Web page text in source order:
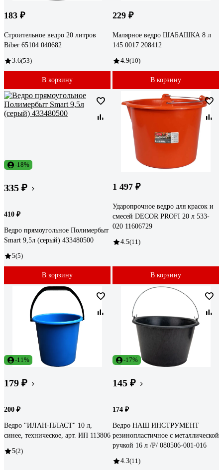
183 ₽
Строительное ведро 20 литров
Biber 65104 040682
3.6(53)
В корзину
229 ₽
Малярное ведро ШАБАШКА 8 л
145 0017 208412
4.9(10)
В корзину
-18%
335 ₽
410 ₽
Ведро прямоугольное Полимербыт
Smart 9,5л (серый) 433480500
5(5)
В корзину
1 497 ₽
Ударопрочное ведро для красок и
смесей DECOR PROFI 20 л 533-
020 11606729
4.5(11)
В корзину
-11%
179 ₽
200 ₽
Ведро "ИЛАН-ПЛАСТ" 10 л,
синее, техническое, арт. ИП 113806
5(2)
-17%
145 ₽
174 ₽
Ведро НАШ ИНСТРУМЕНТ
резинопластичное с металлической
ручкой 16 л /Р/ 080506-001-016
4.3(11)